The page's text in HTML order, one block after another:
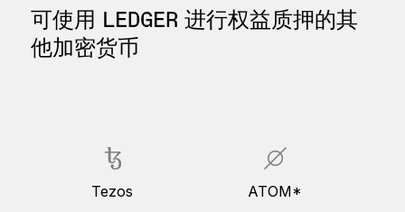
可使用 LEDGER 进行权益质押的其
他加密货币
Tezos ATOM*